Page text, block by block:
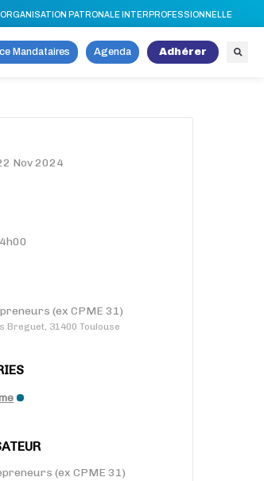
ORGANISATION PATRONALE INTERPROFESSIONNELLE
Mandataires Agenda Adhérer
Nov 2024
(ex CPME 31)
Breguet, 31400 Toulouse
(ex CPME 31)